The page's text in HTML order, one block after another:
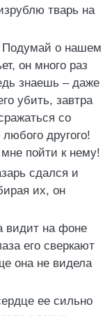
тварь на
Подумай о нашем
он много раз
знаешь – даже
убить, завтра
со
другого!
пойти к нему!
сдался и
их, он
видит на фоне
его сверкают
она не видела
ее сильно